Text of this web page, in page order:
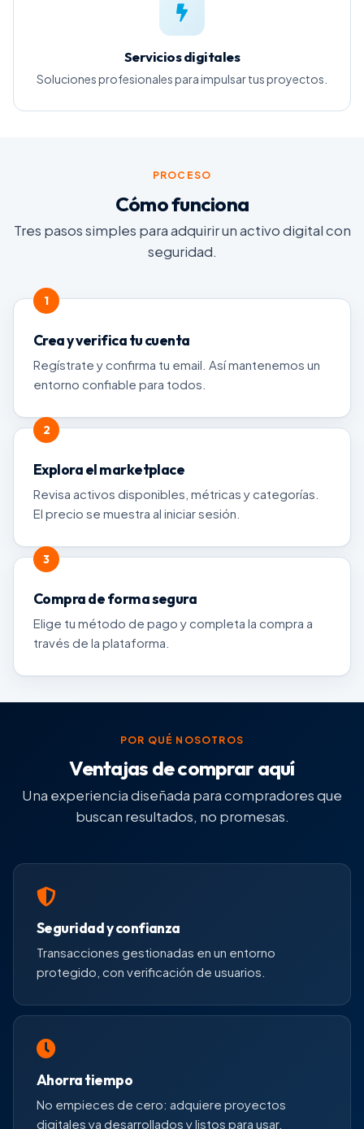
Servicios digitales
Soluciones profesionales para impulsar tus proyectos.
PROCESO
Cómo funciona
Tres pasos simples para adquirir un activo digital con
seguridad.
Crea y verifica tu cuenta
Regístrate y confirma tu email. Así mantenemos un
entorno confiable para todos.
Explora el marketplace
Revisa activos disponibles, métricas y categorías.
El precio se muestra al iniciar sesión.
Compra de forma segura
Elige tu método de pago y completa la compra a
través de la plataforma.
POR QUÉ NOSOTROS
Ventajas de comprar aquí
Una experiencia diseñada para compradores que
buscan resultados, no promesas.
Seguridad y confianza
Transacciones gestionadas en un entorno
protegido, con verificación de usuarios.
Ahorra tiempo
No empieces de cero: adquiere proyectos
digitales ya desarrollados y listos para usar.